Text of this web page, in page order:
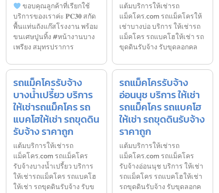
ขอบคุณลูกค้าที่เรียกใช้
บริการของเราค่ะ 𝐏𝐂𝟑𝟎 สกัด
พื้นแท่นถังแก๊สโรงงาน พร้อม
ขนเศษปูนทิ้ง #หน้างานบาง
เพรียง สมุทรปราการ
แต้มบริการให้เช่ารถ
แม็คโคร.com รถแม็คโครให้
เช่าบางบ่อ บริการ ให้เช่ารถ
แม็คโคร รถแบคโฮให้เช่า รถ
ขุดดินรับจ้าง รับขุดลอกคล
รถแม็คโครรับจ้าง
บางน้ำเปรี้ยว บริการ
ให้เช่ารถแม็คโคร รถ
แบคโฮให้เช่า รถขุดดิน
รับจ้าง ราคาถูก
แต้มบริการให้เช่ารถ
แม็คโคร.com รถแม็คโคร
รับจ้างบางน้ำเปรี้ยว บริการ
ให้เช่ารถแม็คโคร รถแบคโฮ
ให้เช่า รถขุดดินรับจ้าง รับข
รถแม็คโครรับจ้าง
อ่อนนุช บริการ ให้เช่า
รถแม็คโคร รถแบคโฮ
ให้เช่า รถขุดดินรับจ้าง
ราคาถูก
แต้มบริการให้เช่ารถ
แม็คโคร.com รถแม็คโคร
รับจ้างอ่อนนุช บริการ ให้เช่า
รถแม็คโคร รถแบคโฮให้เช่า
รถขุดดินรับจ้าง รับขุดลอกค